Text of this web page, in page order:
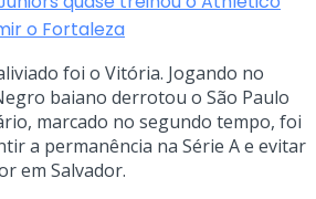
o Fortaleza
foi o Vitória. Jogando no
baiano derrotou o São Paulo
marcado no segundo tempo, foi
a permanência na Série A e evitar
em Salvador.